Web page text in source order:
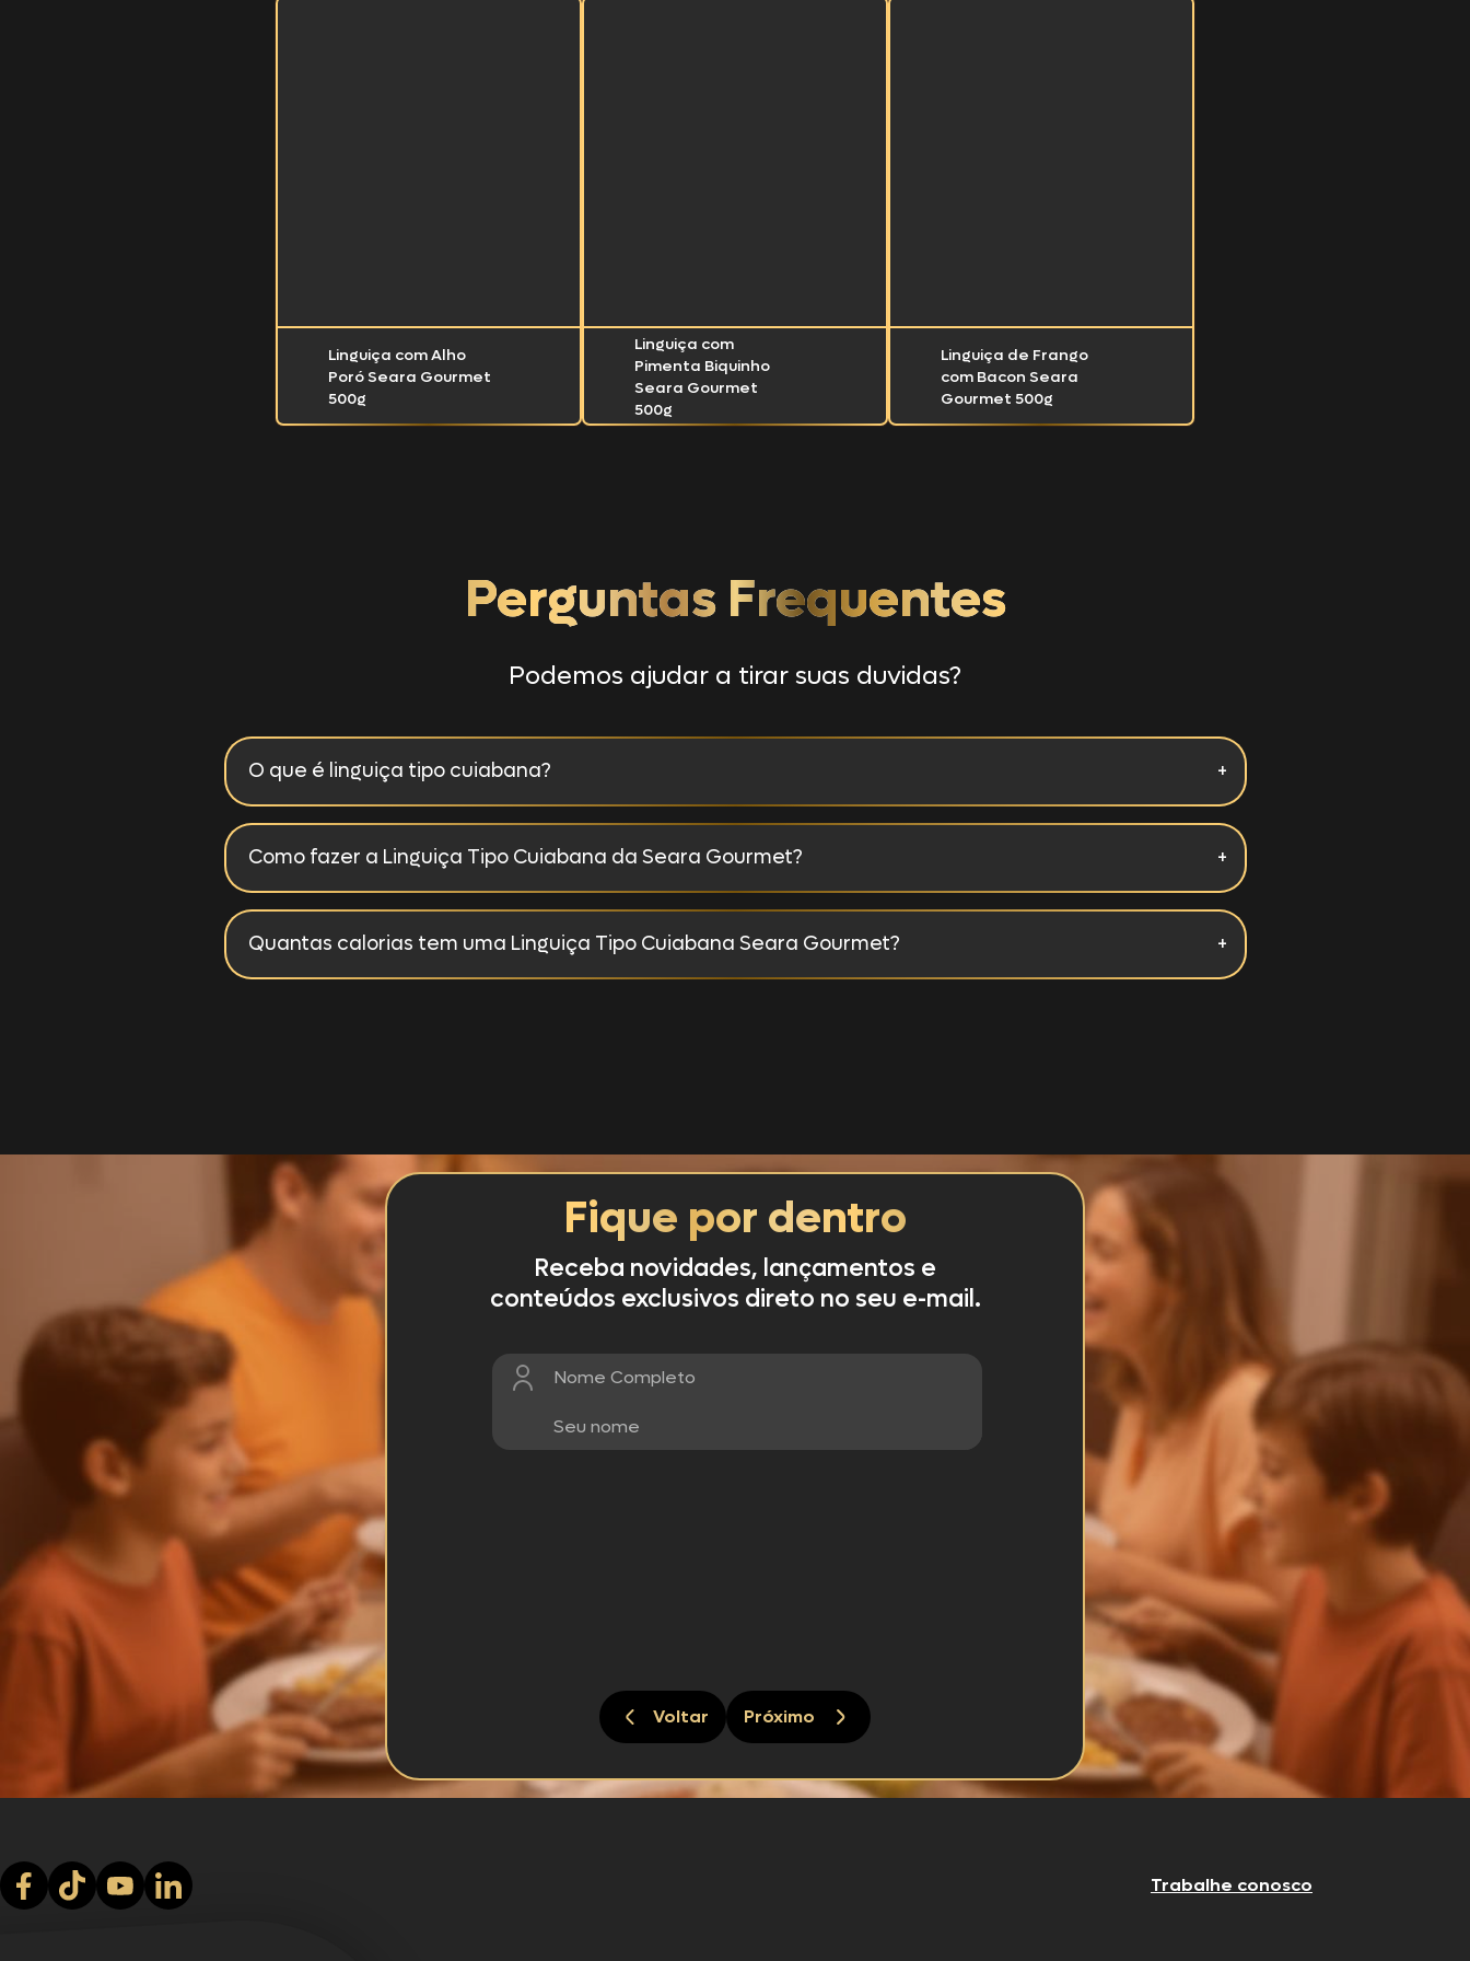
Linguiça com Alho
Poró Seara Gourmet
500g
Linguiça com
Pimenta Biquinho
Seara Gourmet
500g
Linguiça de Frango
com Bacon Seara
Gourmet 500g
Perguntas Frequentes
Podemos ajudar a tirar suas duvidas?
O que é linguiça tipo cuiabana?
A linguiça cuiabana é uma iguaria brasileira produzida com carne suína de qualidade elevada, recheada com queijo minas ou coalho e
temperada com especiarias naturais selecionadas. Muito amada pelos brasileiros, essa combinação promove um aroma e suculência
únicos — e muito bem reproduzidos na versão da Seara Gourmet. Prove e se surpreenda!
Como fazer a Linguiça Tipo Cuiabana da Seara Gourmet?
Preparar a Linguiça Tipo Cuiabana da Seara é muito simples: basta retirar o produto da embalagem e levá-lo para o eletrodoméstico que
preferir — ela pode ser preparada no forno, na panela ou na air fryer. Mas lembre-se: independentemente do modo de preparo, é
recomendado verificar as instruções de preparo impressas na embalagem do produto.
Quantas calorias tem uma Linguiça Tipo Cuiabana Seara Gourmet?
Fique por dentro
Receba novidades, lançamentos e
conteúdos exclusivos direto no seu e-mail.
Nome Completo Telefone
Voltar Próximo
Trabalhe conosco